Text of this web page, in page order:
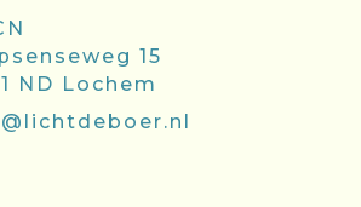
15
ND Lochem